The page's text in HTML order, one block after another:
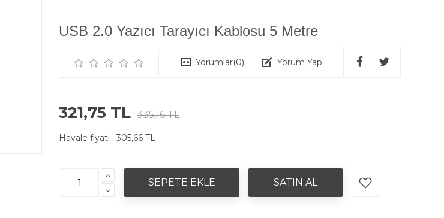
USB 2.0 Yazıcı Tarayıcı Kablosu 5 Metre
Yorumlar(0) Yorum Yap
321,75 TL 335,16 TL
Havale fiyatı : 305,66 TL